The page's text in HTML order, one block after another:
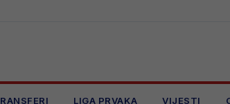
LIGA PRVAKA VIJESTI